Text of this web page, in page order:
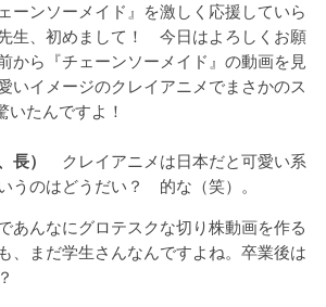
ンソーメイド』を激しく応援していら
生、初めまして！ 今日はよろしくお願
ら『チェーンソーメイド』の動画を見
いイメージのクレイアニメでまさかのス
たんですよ！
長）
クレイアニメは日本だと可愛い系
うのはどうだい？ 的な（笑）。
んなにグロテスクな切り株動画を作る
まだ学生さんなんですよね。卒業後は